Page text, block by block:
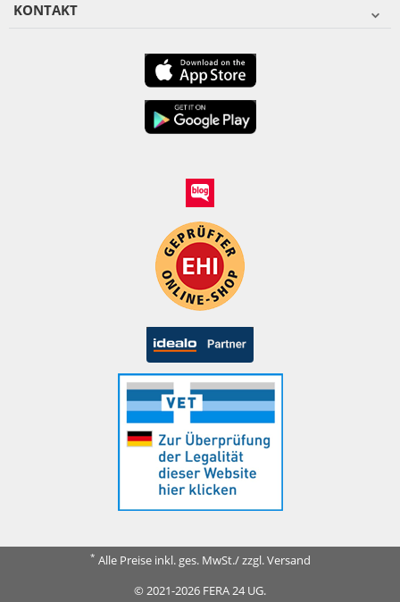
KONTAKT
* Alle Preise inkl. ges. MwSt./ zzgl. Versand
© 2021-2026 FERA 24 UG.